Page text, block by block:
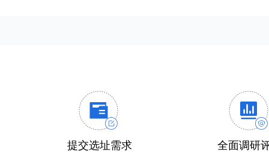
提交选址需求 全面调研